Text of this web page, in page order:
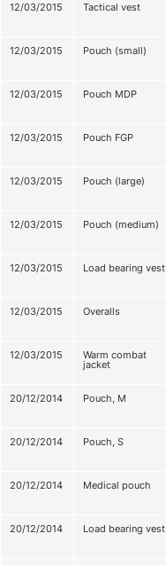
12/03/2015
Tactical vest
12/03/2015
Pouch (small)
12/03/2015
Pouch MDP
12/03/2015
Pouch FGP
12/03/2015
Pouch (large)
12/03/2015
Pouch (medium)
12/03/2015
Load bearing vest
12/03/2015
Overalls
12/03/2015
Warm combat
jacket
20/12/2014
Pouch, M
20/12/2014
Pouch, S
20/12/2014
Medical pouch
20/12/2014
Load bearing vest